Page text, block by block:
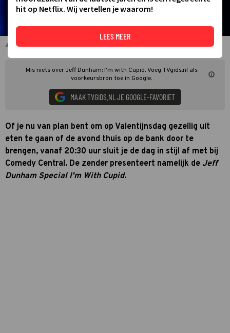
Jeff Dunham in Special
Mis niets over Jeff Dunham: I'm with Cupid. Voeg TVgids.nl als
voorkeursbron toe in Google.
MAAK TVGIDS.NL JE GOOGLE-FAVORIET
Of je nu van plan bent om op Valentijnsdag gezellig uit
eten te gaan of de avond thuis op de bank door te
brengen, vanaf 20:30 uur sluit je de dag in stijl af met bij
Comedy Central. De zender presenteert namelijk de Jeff
Dunham Special I'm With Cupid.
hit op Netflix. Wij vertellen je waarom!
LEES MEER